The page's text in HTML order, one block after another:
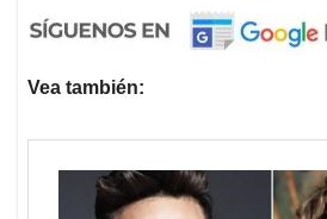
Vea también: